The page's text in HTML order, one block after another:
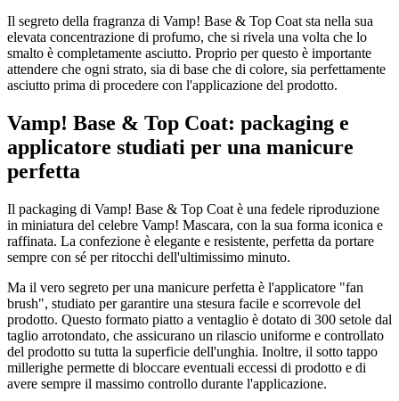
Il segreto della fragranza di Vamp! Base & Top Coat sta nella sua
elevata concentrazione di profumo, che si rivela una volta che lo
smalto è completamente asciutto. Proprio per questo è importante
attendere che ogni strato, sia di base che di colore, sia perfettamente
asciutto prima di procedere con l'applicazione del prodotto.
Vamp! Base & Top Coat: packaging e
applicatore studiati per una manicure
perfetta
Il packaging di Vamp! Base & Top Coat è una fedele riproduzione
in miniatura del celebre Vamp! Mascara, con la sua forma iconica e
raffinata. La confezione è elegante e resistente, perfetta da portare
sempre con sé per ritocchi dell'ultimissimo minuto.
Ma il vero segreto per una manicure perfetta è l'applicatore "fan
brush", studiato per garantire una stesura facile e scorrevole del
prodotto. Questo formato piatto a ventaglio è dotato di 300 setole dal
taglio arrotondato, che assicurano un rilascio uniforme e controllato
del prodotto su tutta la superficie dell'unghia. Inoltre, il sotto tappo
millerighe permette di bloccare eventuali eccessi di prodotto e di
avere sempre il massimo controllo durante l'applicazione.